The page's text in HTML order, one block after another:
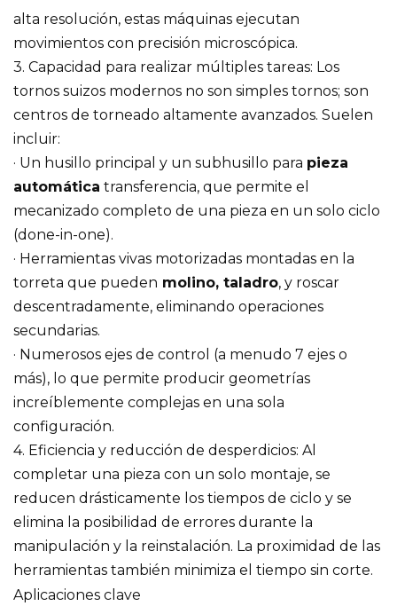
alta resolución, estas máquinas ejecutan
movimientos con precisión microscópica.
3. Capacidad para realizar múltiples tareas: Los
tornos suizos modernos no son simples tornos; son
centros de torneado altamente avanzados. Suelen
incluir:
· Un husillo principal y un subhusillo para pieza
automática transferencia, que permite el
mecanizado completo de una pieza en un solo ciclo
(done-in-one).
· Herramientas vivas motorizadas montadas en la
torreta que pueden molino, taladro, y roscar
descentradamente, eliminando operaciones
secundarias.
· Numerosos ejes de control (a menudo 7 ejes o
más), lo que permite producir geometrías
increíblemente complejas en una sola
configuración.
4. Eficiencia y reducción de desperdicios: Al
completar una pieza con un solo montaje, se
reducen drásticamente los tiempos de ciclo y se
elimina la posibilidad de errores durante la
manipulación y la reinstalación. La proximidad de las
herramientas también minimiza el tiempo sin corte.
Aplicaciones clave